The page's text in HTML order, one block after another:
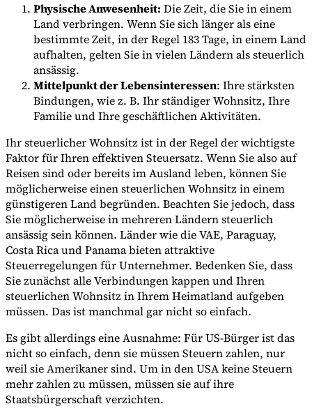
Physische Anwesenheit: Die Zeit, die Sie in einem
Land verbringen. Wenn Sie sich länger als eine
bestimmte Zeit, in der Regel 183 Tage, in einem Land
aufhalten, gelten Sie in vielen Ländern als steuerlich
ansässig.
Mittelpunkt der Lebensinteressen: Ihre stärksten
Bindungen, wie z. B. Ihr ständiger Wohnsitz, Ihre
Familie und Ihre geschäftlichen Aktivitäten.
Ihr steuerlicher Wohnsitz ist in der Regel der wichtigste
Faktor für Ihren effektiven Steuersatz. Wenn Sie also auf
Reisen sind oder bereits im Ausland leben, können Sie
möglicherweise einen steuerlichen Wohnsitz in einem
günstigeren Land begründen. Beachten Sie jedoch, dass
Sie möglicherweise in mehreren Ländern steuerlich
ansässig sein können. Länder wie die VAE, Paraguay,
Costa Rica und Panama bieten attraktive
Steuerregelungen für Unternehmer. Bedenken Sie, dass
Sie zunächst alle Verbindungen kappen und Ihren
steuerlichen Wohnsitz in Ihrem Heimatland aufgeben
müssen. Das ist manchmal gar nicht so einfach.
Es gibt allerdings eine Ausnahme: Für US-Bürger ist das
nicht so einfach, denn sie müssen Steuern zahlen, nur
weil sie Amerikaner sind. Um in den USA keine Steuern
mehr zahlen zu müssen, müssen sie auf ihre
Staatsbürgerschaft verzichten.